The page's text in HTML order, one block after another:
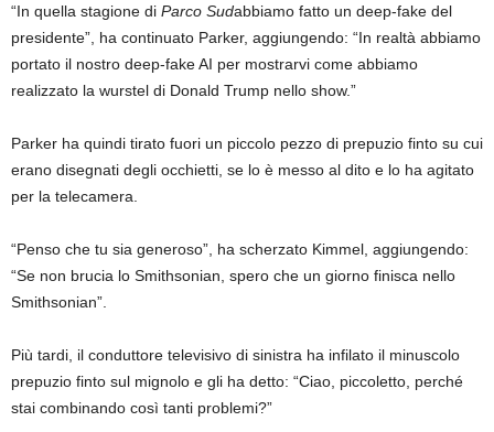
“In quella stagione di Parco Sudabbiamo fatto un deep-fake del
presidente”, ha continuato Parker, aggiungendo: “In realtà abbiamo
portato il nostro deep-fake AI per mostrarvi come abbiamo
realizzato la wurstel di Donald Trump nello show.”
Parker ha quindi tirato fuori un piccolo pezzo di prepuzio finto su cui
erano disegnati degli occhietti, se lo è messo al dito e lo ha agitato
per la telecamera.
“Penso che tu sia generoso”, ha scherzato Kimmel, aggiungendo:
“Se non brucia lo Smithsonian, spero che un giorno finisca nello
Smithsonian”.
Più tardi, il conduttore televisivo di sinistra ha infilato il minuscolo
prepuzio finto sul mignolo e gli ha detto: “Ciao, piccoletto, perché
stai combinando così tanti problemi?”